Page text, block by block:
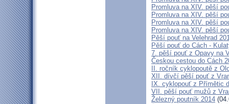
Promluva na XIV. pěší
Promluva na XIV. pěší
Promluva na XIV. pěší
Promluva na XIV. pěší
Pěší pouť na Velehrad
Pěší pouť do Cách -
7. pěší pouť z Opavy na
Českou cestou do Cách
II. ročník cyklopoutě z
XII. dívčí pěší pouť z
IX. cyklopouť z Přímětic
VII. pěší pouť mužů z
Železný poutník 2014